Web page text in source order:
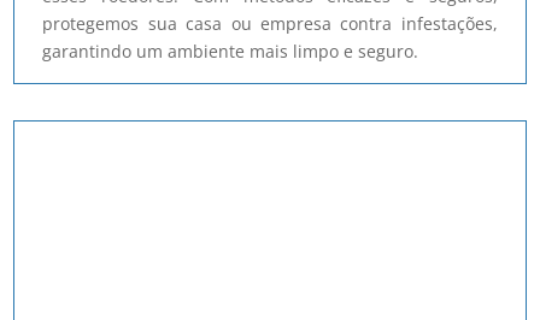
protegemos sua casa ou empresa contra infestações,
garantindo um ambiente mais limpo e seguro.